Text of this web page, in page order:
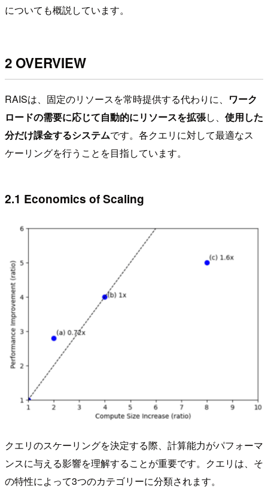
についても概説しています。
2 OVERVIEW
RAISは、固定のリソースを常時提供する代わりに、 ワーク
ロードの需要に応じて自動的にリソースを拡張し、 使用した
分だけ課金するシステムです。各クエリに対して最適なス
ケーリングを行うことを目指しています。
2.1 Economics of Scaling
クエリのスケーリングを決定する際、計算能力がパフォーマ
ンスに与える影響を理解することが重要です。クエリは、そ
の特性によって3つのカテゴリーに分類されます。